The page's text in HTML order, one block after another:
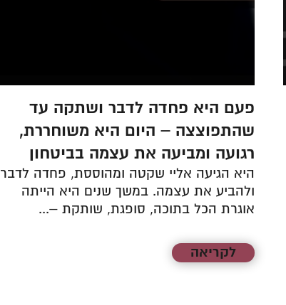
פעם היא פחדה לדבר ושתקה עד
שהתפוצצה – היום היא משוחררת,
רגועה ומביעה את עצמה בביטחון
היא הגיעה אליי שקטה ומהוססת, פחדה לדבר
ולהביע את עצמה. במשך שנים היא הייתה
אוגרת הכל בתוכה, סופגת, שותקת –...
לקריאה